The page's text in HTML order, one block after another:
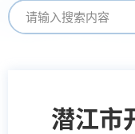
潜江市